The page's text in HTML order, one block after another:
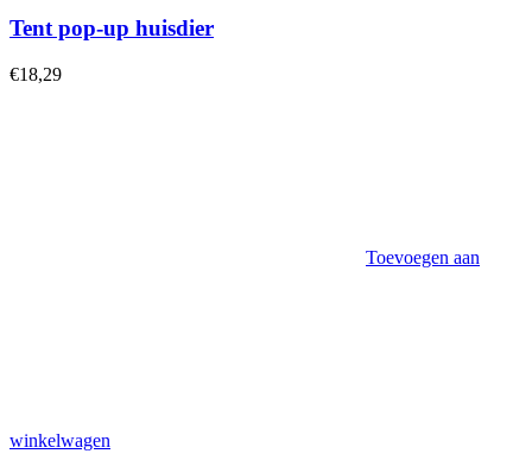
Tent pop-up huisdier
€18,29
Toevoegen aan
winkelwagen